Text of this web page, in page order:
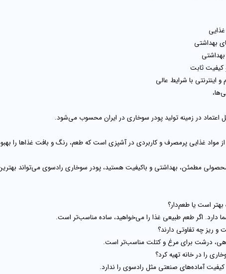
بهداشتی
ثابت
اینترنتی با شرایط عالی
اعتماد در زمینه تولید پودر سوخاری در ایران محسوب می‌شود.
مواد غذایی پرمصرف و کاربردی در آشپزی است که طعم، رنگ و بافت غذاها را
محصولی مطمئن، بهداشتی و باکیفیت هستید، پودر سوخاری رادسویمی‌تواند
است یا طعم‌دار؟
دارد. اگر طعم طبیعی غذا را می‌خواهید، ساده مناسب‌تر است.
ریز چه تفاوتی دارند؟
درشت برای مرغ و کتلت مناسب‌تر است.
را در خانه تهیه کرد؟
کیفیت آماده‌های صنعتی مثل رادسوی را ندارد.